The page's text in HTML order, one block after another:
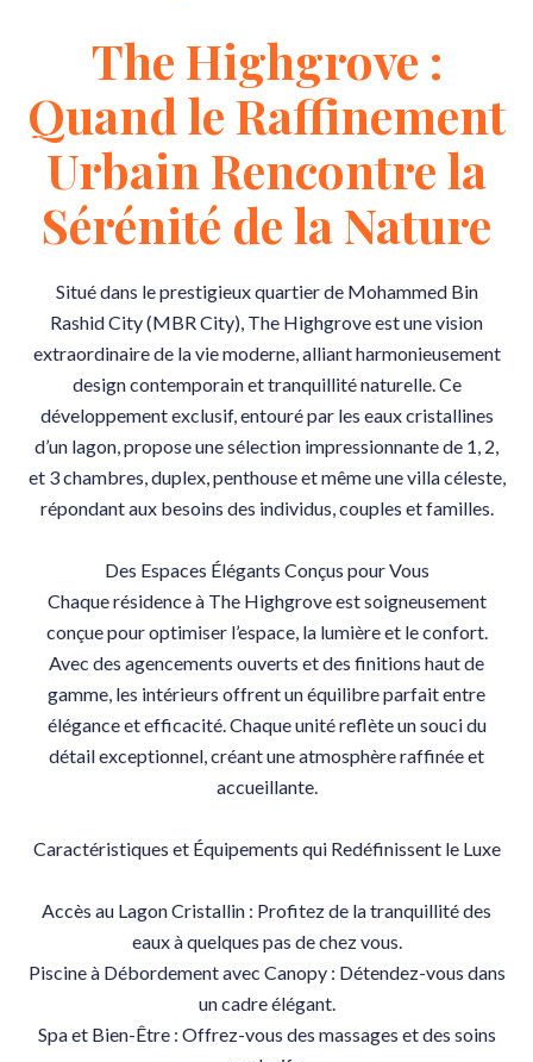
The Highgrove :
Quand le Raffinement
Urbain Rencontre la
Sérénité de la Nature
Situé dans le prestigieux quartier de Mohammed Bin
Rashid City (MBR City), The Highgrove est une vision
extraordinaire de la vie moderne, alliant harmonieusement
design contemporain et tranquillité naturelle. Ce
développement exclusif, entouré par les eaux cristallines
d’un lagon, propose une sélection impressionnante de 1, 2,
et 3 chambres, duplex, penthouse et même une villa céleste,
répondant aux besoins des individus, couples et familles.
Des Espaces Élégants Conçus pour Vous
Chaque résidence à The Highgrove est soigneusement
conçue pour optimiser l’espace, la lumière et le confort.
Avec des agencements ouverts et des finitions haut de
gamme, les intérieurs offrent un équilibre parfait entre
élégance et efficacité. Chaque unité reflète un souci du
détail exceptionnel, créant une atmosphère raffinée et
accueillante.
Caractéristiques et Équipements qui Redéfinissent le Luxe
Accès au Lagon Cristallin : Profitez de la tranquillité des
eaux à quelques pas de chez vous.
Piscine à Débordement avec Canopy : Détendez-vous dans
un cadre élégant.
Spa et Bien-Être : Offrez-vous des massages et des soins